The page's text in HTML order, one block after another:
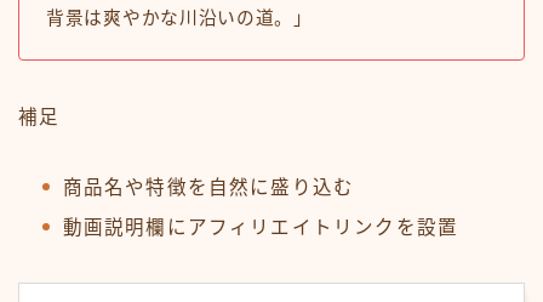
背景は爽やかな川沿いの道。」
補足
商品名や特徴を自然に盛り込む
動画説明欄にアフィリエイトリンクを設置